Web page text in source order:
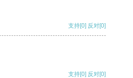
支持[0] 反对[0]
支持[0] 反对[0]